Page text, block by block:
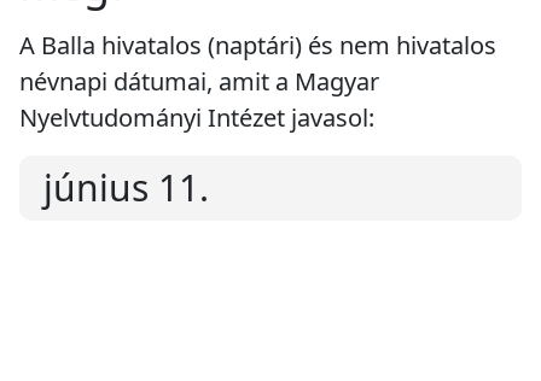
A Balla hivatalos (naptári) és nem hivatalos
névnapi dátumai, amit a Magyar
Nyelvtudományi Intézet javasol:
június 11.